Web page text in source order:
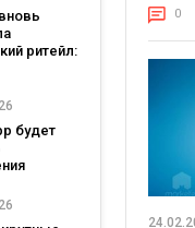
ритейл:
будет
чатов:
0